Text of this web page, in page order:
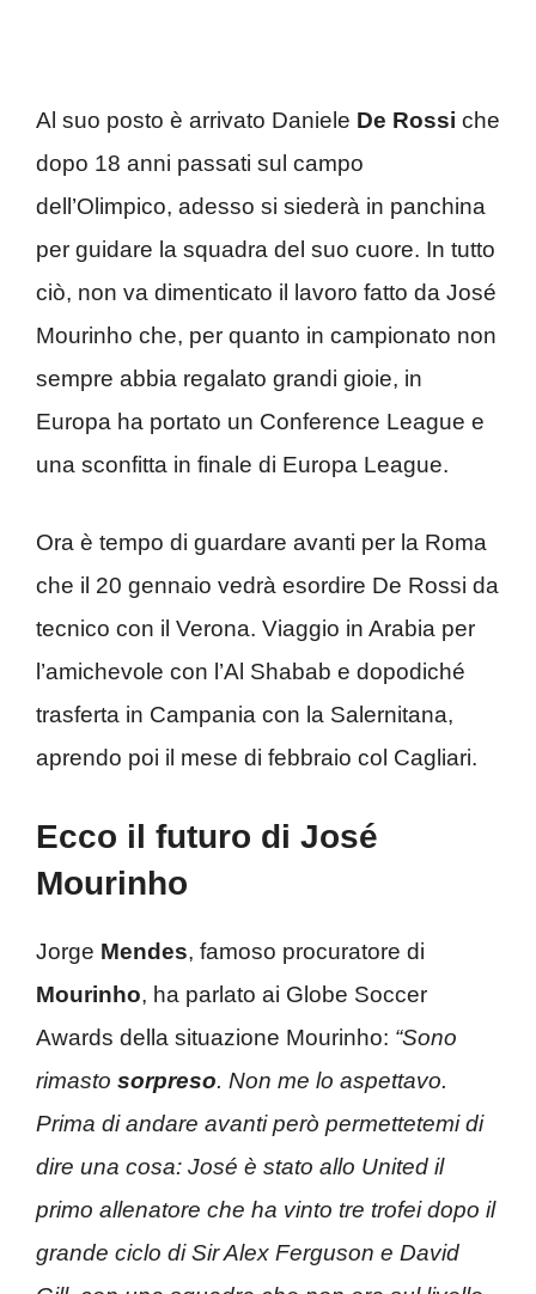
Al suo posto è arrivato Daniele De Rossi che
dopo 18 anni passati sul campo
dell’Olimpico, adesso si siederà in panchina
per guidare la squadra del suo cuore. In tutto
ciò, non va dimenticato il lavoro fatto da José
Mourinho che, per quanto in campionato non
sempre abbia regalato grandi gioie, in
Europa ha portato un Conference League e
una sconfitta in finale di Europa League.
Ora è tempo di guardare avanti per la Roma
che il 20 gennaio vedrà esordire De Rossi da
tecnico con il Verona. Viaggio in Arabia per
l’amichevole con l’Al Shabab e dopodiché
trasferta in Campania con la Salernitana,
aprendo poi il mese di febbraio col Cagliari.
Ecco il futuro di José
Mourinho
Jorge Mendes, famoso procuratore di
Mourinho, ha parlato ai Globe Soccer
Awards della situazione Mourinho: “Sono
rimasto sorpreso. Non me lo aspettavo.
Prima di andare avanti però permettetemi di
dire una cosa: José è stato allo United il
primo allenatore che ha vinto tre trofei dopo il
grande ciclo di Sir Alex Ferguson e David